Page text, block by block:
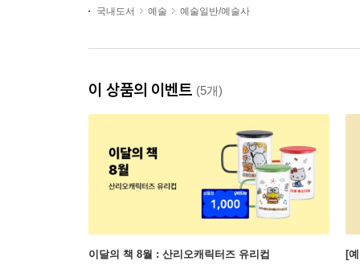
국내도서 예술 예술일반/예술사
이 상품의 이벤트 (5개)
이달의 책 8월 : 산리오캐릭터즈 유리컵 [